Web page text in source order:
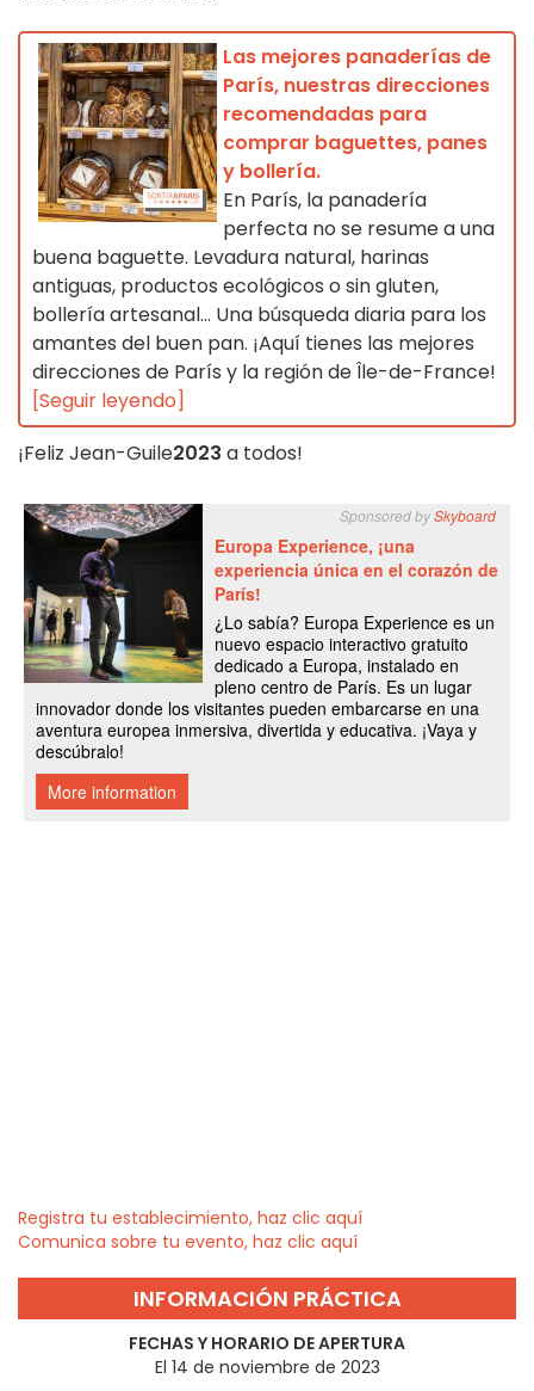
Las mejores panaderías de
París, nuestras direcciones
recomendadas para
comprar baguettes, panes
y bollería.
En París, la panadería
perfecta no se resume a una
buena baguette. Levadura natural, harinas
antiguas, productos ecológicos o sin gluten,
bollería artesanal... Una búsqueda diaria para los
amantes del buen pan. ¡Aquí tienes las mejores
direcciones de París y la región de Île-de-France!
[Seguir leyendo]
¡Feliz Jean-Guile2023 a todos!
Registra tu establecimiento, haz clic aquí
Comunica sobre tu evento, haz clic aquí
INFORMACIÓN PRÁCTICA
FECHAS Y HORARIO DE APERTURA
El 14 de noviembre de 2023